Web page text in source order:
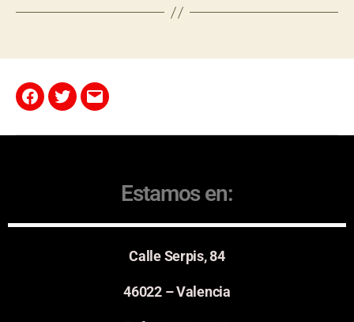
Estamos en:
Calle Serpis, 84
46022 – Valencia